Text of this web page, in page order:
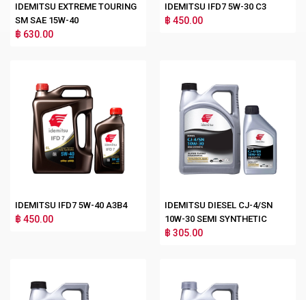
IDEMITSU EXTREME TOURING
SM SAE 15W-40
฿ 630.00
IDEMITSU IFD7 5W-30 C3
฿ 450.00
IDEMITSU IFD7 5W-40 A3B4
฿ 450.00
IDEMITSU DIESEL CJ-4/SN
10W-30 SEMI SYNTHETIC
฿ 305.00